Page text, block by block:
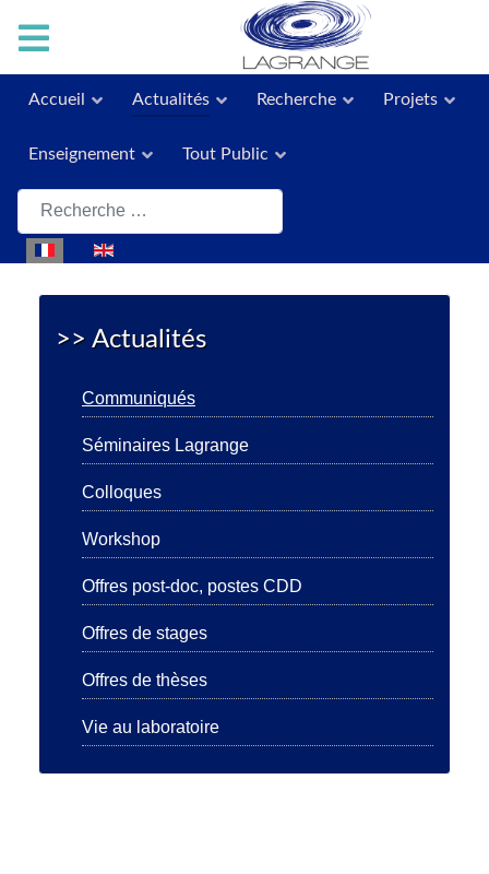
Accueil Actualités Recherche Projets
Enseignement Tout Public
Rechercher
Sélectionnez votre langue
>> Actualités
Communiqués
Séminaires Lagrange
Colloques
Workshop
Offres post-doc, postes CDD
Offres de stages
Offres de thèses
Vie au laboratoire